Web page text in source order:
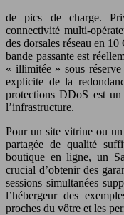
de pics de charge.
connectivité multi-
des dorsales réseau en
bande passante est
« illimitée » sous
explicite de la
protections DDoS est
l’infrastructure.
Pour un site vitrine ou
partagée de qualité
boutique en ligne, un
crucial d’obtenir des
sessions simultanées
l’hébergeur des
proches du vôtre et les